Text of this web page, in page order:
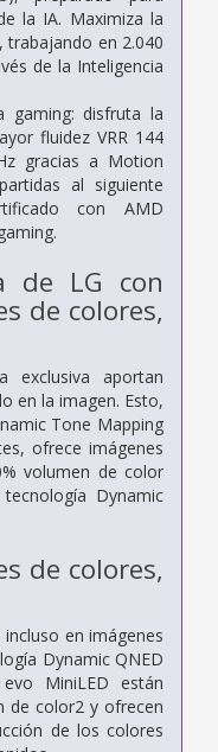
la IA. Maximiza la
trabajando en 2.040
de la Inteligencia
gaming: disfruta la
fluidez VRR 144
gracias a Motion
al siguiente
con AMD
de LG con
de colores,
exclusiva aportan
en la imagen. Esto,
Tone Mapping
ofrece imágenes
volumen de color
Dynamic
de colores,
en imágenes
Dynamic QNED
MiniLED están
de color2 y ofrecen
de los colores